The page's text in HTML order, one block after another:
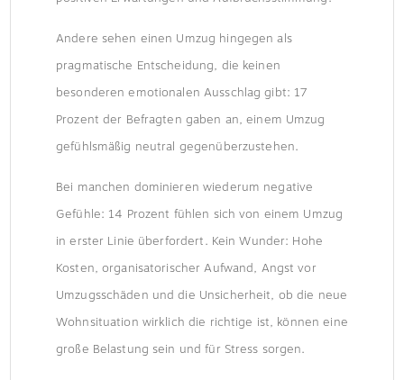
Andere sehen einen Umzug hingegen als
pragmatische Entscheidung, die keinen
besonderen emotionalen Ausschlag gibt: 17
Prozent der Befragten gaben an, einem Umzug
gefühlsmäßig neutral gegenüberzustehen.
Bei manchen dominieren wiederum negative
Gefühle: 14 Prozent fühlen sich von einem Umzug
in erster Linie überfordert. Kein Wunder: Hohe
Kosten, organisatorischer Aufwand, Angst vor
Umzugsschäden und die Unsicherheit, ob die neue
Wohnsituation wirklich die richtige ist, können eine
große Belastung sein und für Stress sorgen.